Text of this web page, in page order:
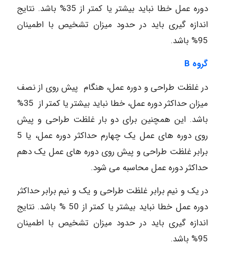
دوره عمل خطا نباید بیشتر یا کمتر از 35% باشد. نتایج
اندازه گیری باید در حدود میزان تشخیص با اطمینان
95% باشد.
گروه B
در غلظت طراحی و دوره عمل، هنگام پیش روی از نصف
میزان حداکثر دوره عمل، خطا نباید بیشتر یا کمتر از 35%
باشد. این همچنین برای دو بار غلظت طراحی و پیش
روی دوره های عمل یک چهارم حداکثر دوره عمل، یا 5
برابر غلظت طراحی و پیش روی دوره های عمل یک دهم
حداکثر دوره عمل محاسبه می شود.
در یک و نیم برابر غلظت طراحی و یک و نیم برابر حداکثر
دوره عمل خطا نباید بیشتر یا کمتر از 50 % باشد. نتایج
اندازه گیری باید در حدود میزان تشخیص با اطمینان
95% باشد.